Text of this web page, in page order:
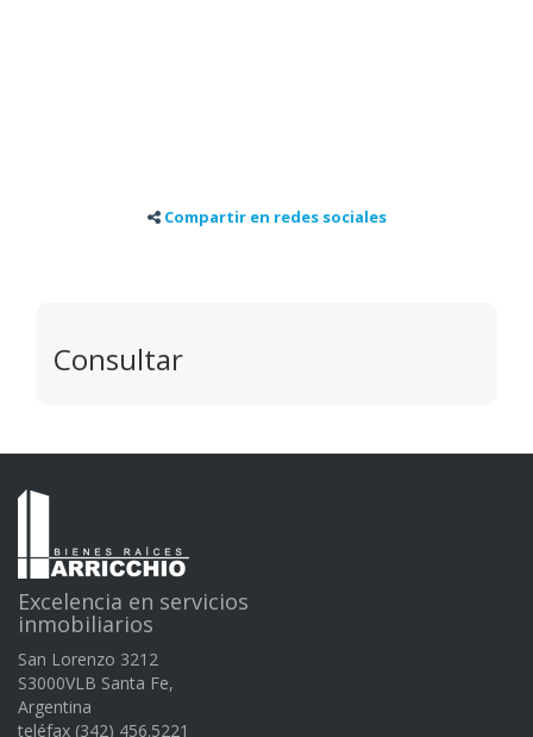
Compartir en redes sociales
Consultar
Excelencia en servicios
inmobiliarios
San Lorenzo 3212
S3000VLB Santa Fe,
Argentina
teléfax (342) 456.5221